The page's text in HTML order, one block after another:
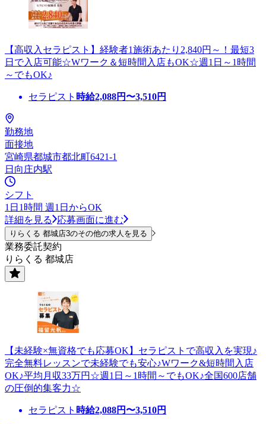
【高収入セラピスト】経験者1施術あたり2,840円～！最短3
日で入店可能☆Wワーク＆短時間入店もOK☆週1日～1時間
～でもOK♪
セラピスト 時給2,088円〜3,510円
勤務地
面接地
宮崎県都城市都北町6421-1
日向庄内駅
シフト
1日1時間 週1日からOK
詳細を見る
応募画面に進む
りらくる 都城店3のその他の求人を見る
業務委託契約
りらくる 都城店
【未経験×無資格でも応募OK】セラピストで高収入を実現♪
完全無料レッスンで未経験でも安心♪Wワーク&短時間入店
OK♪平均月収33万円☆週1日～1時間～でもOK♪全国600店舗
の圧倒的集客力☆
セラピスト 時給2,088円〜3,510円